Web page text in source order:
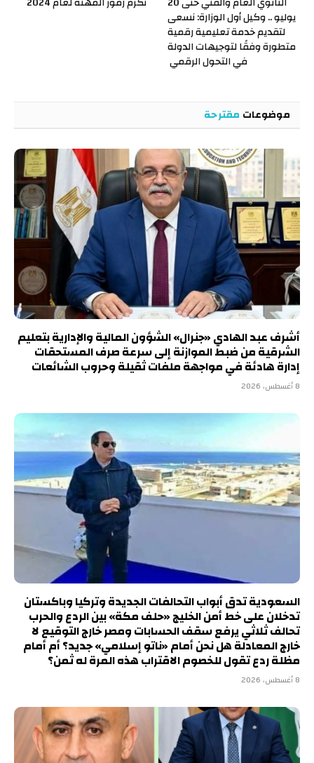
يوليو .. وكيل أول الوزارة: نسعى
لتقديم خدمة تعليمية رقمية
متطورة وفقًا لتوجيهات الدولة
في التحول الرقمي
موضوعات مقترحة
أشرف عبد الهادي «جنرال» الشؤون المالية والإدارية بتعليم
الشرقية من ضبط الموازنة إلى سرعة صرف المستحقات
إدارة هادئة في مواجهة ملفات ثقيلة وحروب الشائعات
8 أغسطس، 2026
السعودية تدق أبواب التحالفات الجديدة وتركيا وباكستان
تدخلان على خط أمن الخليج «حلف مكة» بين الردع والحرب
تحالف ثلاثي يرفع سقف الحسابات ومصر خارج التوقيع لا
خارج المعادلة هل نحن أمام «ناتو إسلامي» جديد؟ أم أمام
مظلة ردع تقول للخصوم الاقتراب هذه المرة له ثمن؟
8 أغسطس، 2026